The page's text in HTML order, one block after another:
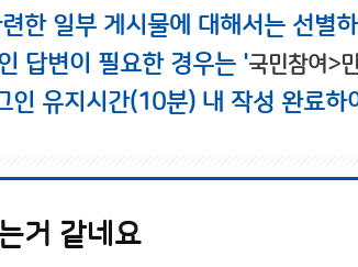
한 일부 게시물에 대해서는 선별
답변이 필요한 경우는 '국민참여>
인 유지시간(10분) 내 작성 완료하
거 같네요